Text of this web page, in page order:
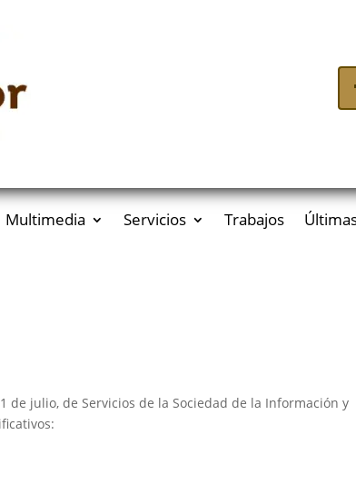
Multimedia Servicios Trabajos
de julio, de Servicios de la Sociedad de la Información y